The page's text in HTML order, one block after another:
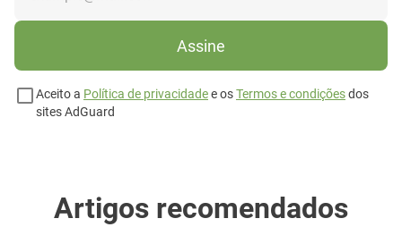
Assine
Aceito a Política de privacidadee osTermos e condiçõesdos
sites AdGuard
Artigos recomendados